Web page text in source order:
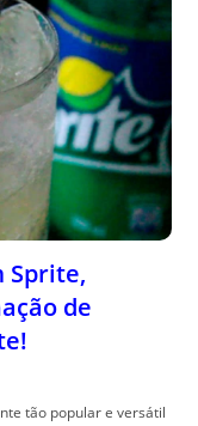
Sprite,
de
tão popular e versátil